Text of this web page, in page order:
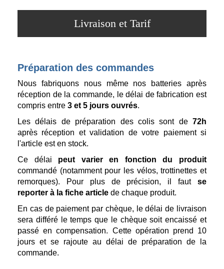
Livraison et Tarif
Préparation des commandes
Nous fabriquons nous même nos batteries après
réception de la commande, le délai de fabrication est
compris entre 3 et 5 jours ouvrés.
Les délais de préparation des colis sont de 72h
après réception et validation de votre paiement si
l'article est en stock.
Ce délai peut varier en fonction du produit
commandé (notamment pour les vélos, trottinettes et
remorques). Pour plus de précision, il faut se
reporter à la fiche article de chaque produit.
En cas de paiement par chèque, le délai de livraison
sera différé le temps que le chèque soit encaissé et
passé en compensation. Cette opération prend 10
jours et se rajoute au délai de préparation de la
commande.